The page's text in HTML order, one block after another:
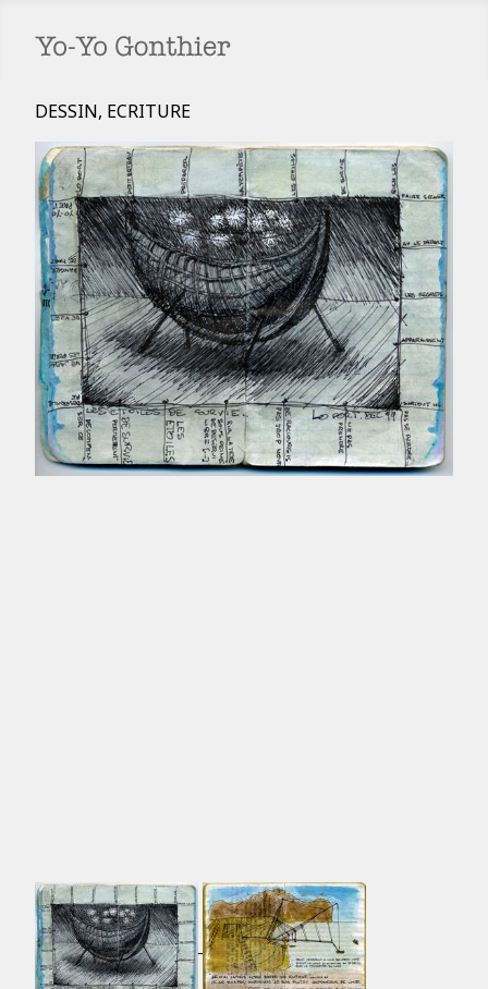
DESSIN, ECRITURE